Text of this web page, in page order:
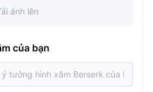
ảnh lên
của bạn